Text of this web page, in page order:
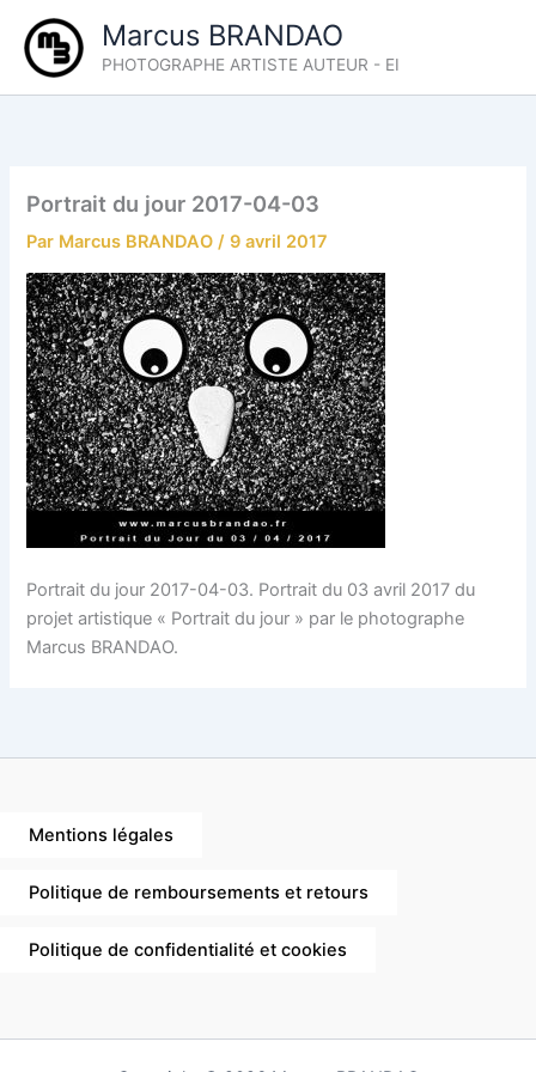
contenu
Marcus BRANDAO
PHOTOGRAPHE ARTISTE AUTEUR - EI
Portrait du jour 2017-04-03
Par Marcus BRANDAO/9 avril 2017
Portrait du jour 2017-04-03. Portrait du 03 avril 2017 du
projet artistique « Portrait du jour » par le photographe
Marcus BRANDAO.
Mentions légales
Politique de remboursements et retours
Politique de confidentialité et cookies